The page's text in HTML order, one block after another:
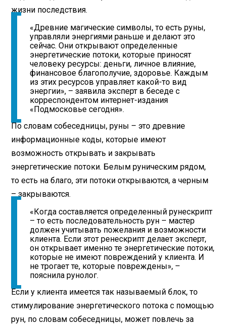
жизни последствия.
«Древние магические символы, то есть руны,
управляли энергиями раньше и делают это
сейчас. Они открывают определенные
энергетические потоки, которые приносят
человеку ресурсы: деньги, личное влияние,
финансовое благополучие, здоровье. Каждым
из этих ресурсов управляет какой-то вид
энергии», – заявила эксперт в беседе с
корреспондентом интернет-издания
«Подмосковье сегодня».
По словам собеседницы, руны – это древние
информационные коды, которые имеют
возможность открывать и закрывать
энергетические потоки. Белым руническим рядом,
то есть на благо, эти потоки открываются, а черным
– закрываются.
«Когда составляется определенный рунескрипт
– то есть последовательность рун – мастер
должен учитывать пожелания и возможности
клиента. Если этот ренескрипт делает эксперт,
он открывает именно те энергетические потоки,
которые не имеют повреждений у клиента. И
не трогает те, которые повреждены», –
пояснила рунолог.
Если у клиента имеется так называемый блок, то
стимулирование энергетического потока с помощью
рун, по словам собеседницы, может повлечь за